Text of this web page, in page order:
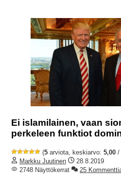
Ei islamilainen, vaan
perkeleen funktiot
(5 arviota, keskiarvo: 5,00 /
Markku Juutinen
28.8.2019
2748 Näyttökerrat
25